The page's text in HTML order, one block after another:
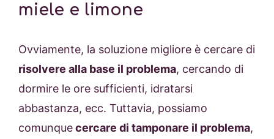
miele e limone
Ovviamente, la soluzione migliore è cercare di
risolvere alla base il problema, cercando di
dormire le ore sufficienti, idratarsi
abbastanza, ecc. Tuttavia, possiamo
comunquecercare di tamponare il problema,